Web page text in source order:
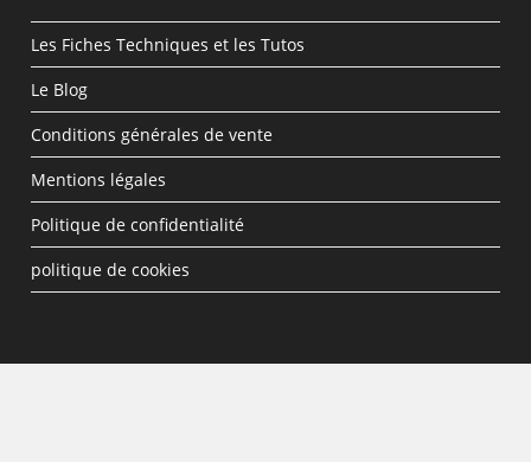
Les Fiches Techniques et les Tutos
Le Blog
Conditions générales de vente
Mentions légales
Politique de confidentialité
politique de cookies